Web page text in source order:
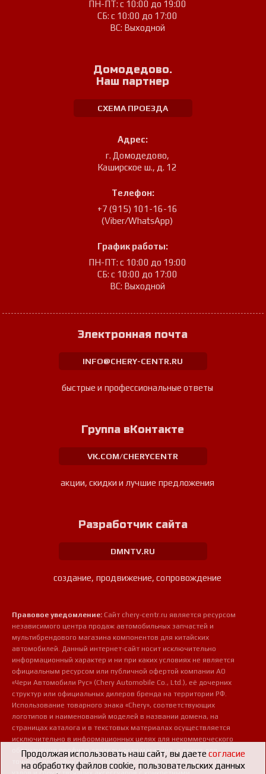
ПН-ПТ: с 10:00 до 19:00
СБ: с 10:00 до 17:00
ВС: Выходной
Домодедово.
Наш партнер
СХЕМА ПРОЕЗДА
Адрес:
г. Домодедово,
Каширское ш., д. 12
Телефон:
+7 (915) 101-16-16
(Viber/WhatsApp)
График работы:
ПН-ПТ: с 10:00 до 19:00
СБ: с 10:00 до 17:00
ВС: Выходной
Электронная почта
INFO@CHERY-CENTR.RU
быстрые и профессиональные ответы
Группа вКонтакте
VK.COM/CHERYCENTR
акции, скидки и лучшие предложения
Разработчик сайта
DMNTV.RU
создание, продвижение, сопровождение
Правовое уведомление: Сайт chery-centr.ru является ресурсом
независимого центра продаж автомобильных запчастей и
мультибрендового магазина компонентов для китайских
автомобилей. Данный интернет-сайт носит исключительно
информационный характер и ни при каких условиях не является
официальным ресурсом или публичной офертой компании АО
«Чери Автомобили Рус» (Chery Automobile Co., Ltd.), её дочерних
структур или официальных дилеров бренда на территории РФ.
Использование товарного знака «Chery», соответствующих
логотипов и наименований моделей в названии домена, на
страницах каталога и в текстовых материалах осуществляется
исключительно в информационных целях для некоммерческого
обозначения профиля деятельности магазина, а также для
точной идентификации совместимости предлагаемых деталей,
Продолжая использовать наш сайт, вы даетесогласие
на обработку файлов cookie, пользовательских данных